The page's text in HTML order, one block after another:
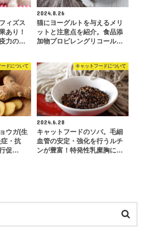
ィズス
あり！
力の…
2024.8.26
猫にヨーグルトを与えるメリ
ットと注意点を紹介。食品添
加物プロピレングリコール…
ドについて
ウガ(生
・抗
促…
キャットフードについて
2024.6.28
キャットフードのソバ。毛細
血管の安定・強化を行うルチ
ンが豊富！特発性乳糜胸に…